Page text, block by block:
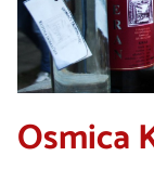
Osmica